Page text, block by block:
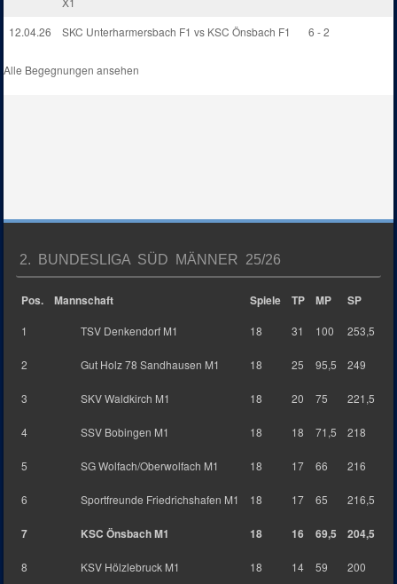
12.04.26 SKC Unterharmersbach F1 vs KSC Önsbach F1 6 - 2
Alle Begegnungen ansehen
2. BUNDESLIGA SÜD MÄNNER 25/26
Pos. Mannschaft Spiele TP MP SP
1 TSV Denkendorf M1 18 31 100 253,5
2 Gut Holz 78 Sandhausen M1 18 25 95,5 249
3 SKV Waldkirch M1 18 20 75 221,5
4 SSV Bobingen M1 18 18 71,5 218
5 SG Wolfach/Oberwolfach M1 18 17 66 216
6 Sportfreunde Friedrichshafen M1 18 17 65 216,5
7 KSC Önsbach M1 18 16 69,5 204,5
8 KSV Hölzlebruck M1 18 14 59 200